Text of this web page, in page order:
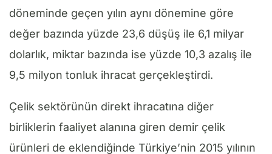
döneminde geçen yılın aynı dönemine göre
değer bazında yüzde 23,6 düşüş ile 6,1 milyar
dolarlık, miktar bazında ise yüzde 10,3 azalış ile
9,5 milyon tonluk ihracat gerçekleştirdi.
Çelik sektörünün direkt ihracatına diğer
birliklerin faaliyet alanına giren demir çelik
ürünleri de eklendiğinde Türkiye’nin 2015 yılının